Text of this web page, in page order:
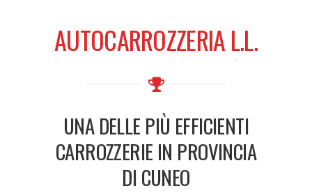
AUTOCARROZZERIA L.L.
UNA DELLE PIÙ EFFICIENTI
CARROZZERIE IN PROVINCIA
DI CUNEO